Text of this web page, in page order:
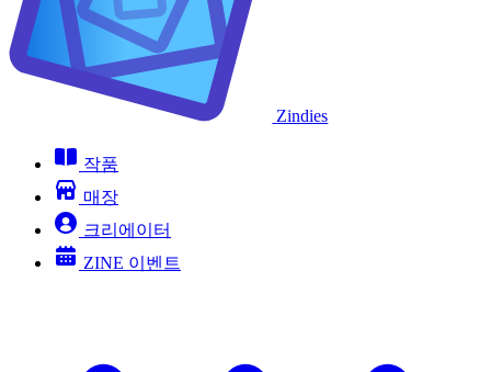
Zindies
작품
매장
크리에이터
ZINE 이벤트